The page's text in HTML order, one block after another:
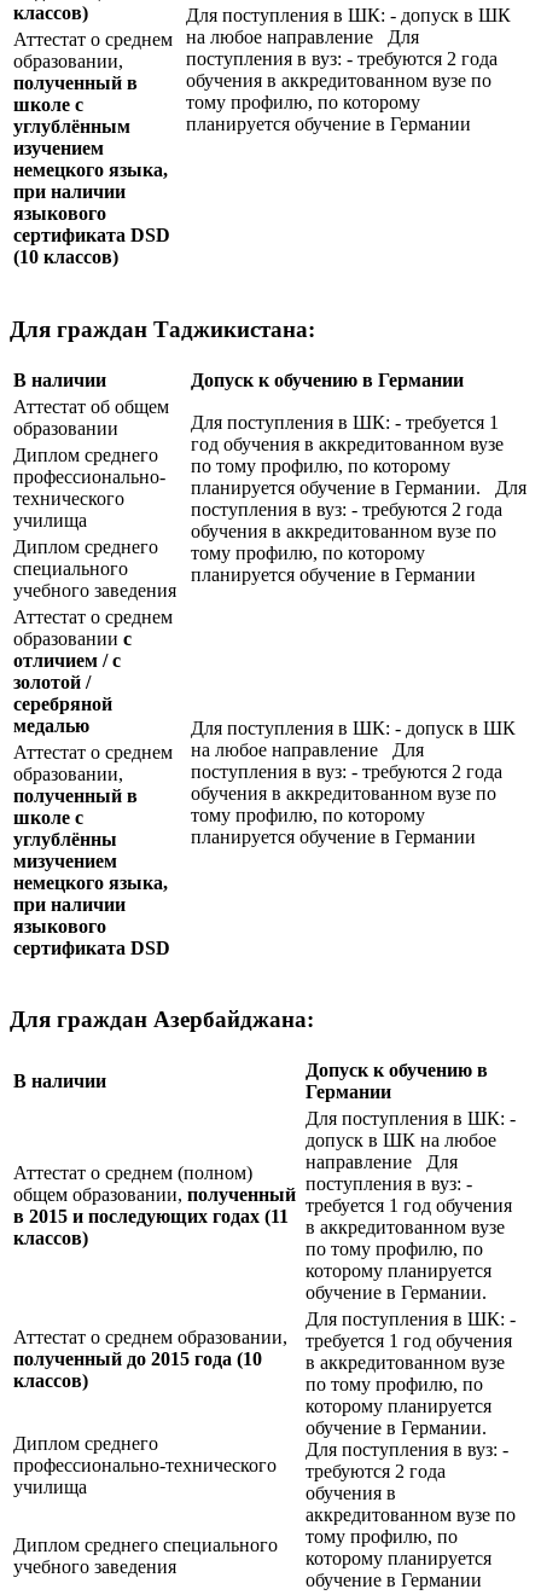
классов)
Для поступления в ШК: - допуск в ШК
на любое направление Для
поступления в вуз: - требуются 2 года
обучения в аккредитованном вузе по
тому профилю, по которому
планируется обучение в Германии
Аттестат о среднем
образовании,
полученный в
школе с
углублённым
изучением
немецкого языка,
при наличии
языкового
сертификата DSD
(10 классов)
Для граждан Таджикистана:
В наличии
Допуск к обучению в Германии
Аттестат об общем
образовании
Для поступления в ШК: - требуется 1
год обучения в аккредитованном вузе
по тому профилю, по которому
планируется обучение в Германии. Для
поступления в вуз: - требуются 2 года
обучения в аккредитованном вузе по
тому профилю, по которому
планируется обучение в Германии
Диплом среднего
профессионально-
технического
училища
Диплом среднего
специального
учебного заведения
Аттестат о среднем
образовании с
отличием / с
золотой /
серебряной
медалью
Для поступления в ШК: - допуск в ШК
на любое направление Для
поступления в вуз: - требуются 2 года
обучения в аккредитованном вузе по
тому профилю, по которому
планируется обучение в Германии
Аттестат о среднем
образовании,
полученный в
школе с
углублённы
мизучением
немецкого языка,
при наличии
языкового
сертификата DSD
Для граждан Азербайджана:
В наличии
Допуск к обучению в
Германии
Аттестат о среднем (полном)
общем образовании, полученный
в 2015 и последующих годах (11
классов)
Для поступления в ШК: -
допуск в ШК на любое
направление Для
поступления в вуз: -
требуется 1 год обучения
в аккредитованном вузе
по тому профилю, по
которому планируется
обучение в Германии.
Аттестат о среднем образовании,
полученный до 2015 года (10
классов)
Для поступления в ШК: -
требуется 1 год обучения
в аккредитованном вузе
по тому профилю, по
которому планируется
обучение в Германии.
Для поступления в вуз: -
требуются 2 года
обучения в
аккредитованном вузе по
тому профилю, по
которому планируется
обучение в Германии
Диплом среднего
профессионально-технического
училища
Диплом среднего специального
учебного заведения